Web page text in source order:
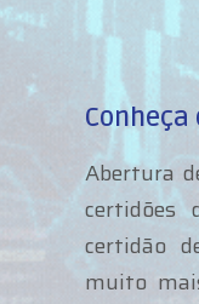
Conheça
Abertura
certidões
certidão
muito